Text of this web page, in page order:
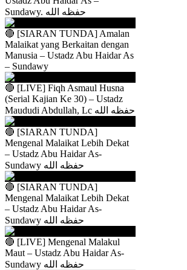
Sundawy. حفظه الله
🔴 [SIARAN TUNDA] Amalan
Malaikat yang Berkaitan dengan
Manusia – Ustadz Abu Haidar As
– Sundawy
🔴 [LIVE] Fiqh Asmaul Husna
(Serial Kajian Ke 30) – Ustadz
Maududi Abdullah, Lc حفظه الله
🔴 [SIARAN TUNDA]
Mengenal Malaikat Lebih Dekat
– Ustadz Abu Haidar As-
Sundawy حفظه الله
🔴 [SIARAN TUNDA]
Mengenal Malaikat Lebih Dekat
– Ustadz Abu Haidar As-
Sundawy حفظه الله
🔴 [LIVE] Mengenal Malakul
Maut – Ustadz Abu Haidar As-
Sundawy حفظه الله